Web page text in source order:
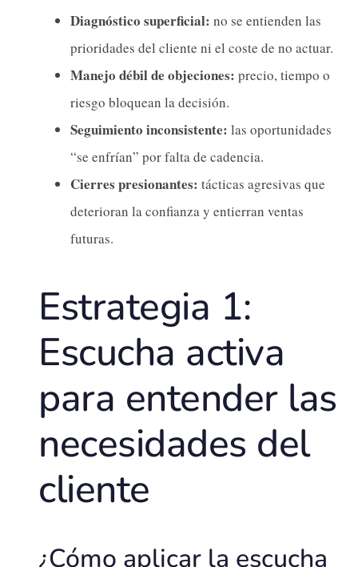
Diagnóstico superficial: no se entienden las
prioridades del cliente ni el coste de no actuar.
Manejo débil de objeciones: precio, tiempo o
riesgo bloquean la decisión.
Seguimiento inconsistente: las oportunidades
“se enfrían” por falta de cadencia.
Cierres presionantes: tácticas agresivas que
deterioran la confianza y entierran ventas
futuras.
Estrategia 1:
Escucha activa
para entender las
necesidades del
cliente
¿Cómo aplicar la escucha